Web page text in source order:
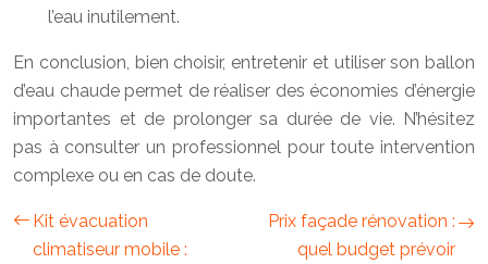
l’eau inutilement.
En conclusion, bien choisir, entretenir et utiliser son ballon
d’eau chaude permet de réaliser des économies d’énergie
importantes et de prolonger sa durée de vie. N’hésitez
pas à consulter un professionnel pour toute intervention
complexe ou en cas de doute.
Kit évacuation
climatiseur mobile :
Prix façade rénovation :
quel budget prévoir